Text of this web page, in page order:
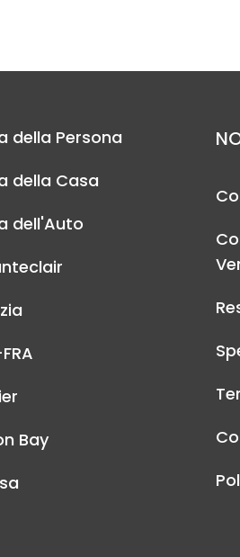
della Persona
della Casa
dell'Auto
Bay